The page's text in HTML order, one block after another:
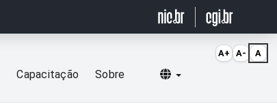
Capacitação Sobre Selecionar idioma
A+ A- A